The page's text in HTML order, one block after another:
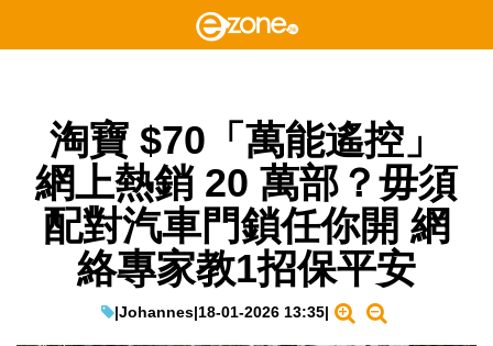
淘寶 $70「萬能遙控」
網上熱銷 20 萬部？毋須
配對汽車門鎖任你開 網
絡專家教1招保平安
|Johannes|18-01-2026 13:35|